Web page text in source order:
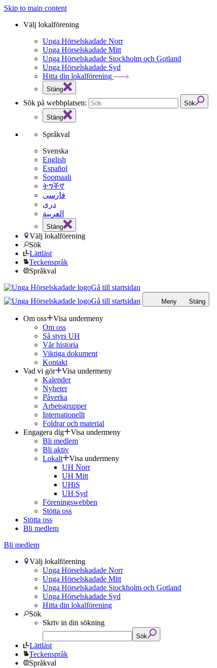
Skip to main content
Välj lokalförening
Unga Hörselskadade Norr
Unga Hörselskadade Mitt
Unga Hörselskadade Stockholm och Gotland
Unga Hörselskadade Syd
Hitta din lokalförening
Stäng
Sök på webbplatsen:
Sök
Stäng
Språkval
Svenska
English
Español
Soomaali
ትግችኛ
فارسی
دری
العربية
Stäng
Välj lokalförening
Sök
Lättläst
Teckenspråk
Språkval
Gå till startsidan
Gå till startsidan
Meny Stäng
Om oss
Visa undermeny
Om oss
Så styrs UH
Vår historia
Viktiga dokument
Kontakt
Vad vi gör
Visa undermeny
Kalender
Nyheter
Påverka
Arbetsgrupper
Internationellt
Foldrar och material
Engagera dig
Visa undermeny
Bli medlem
Bli aktiv
Lokalt
Visa undermeny
UH Norr
UH Mitt
UHiS
UH Syd
Föreningswebben
Stötta oss
Stötta oss
Bli medlem
Bli medlem
Välj lokalförening
Unga Hörselskadade Norr
Unga Hörselskadade Mitt
Unga Hörselskadade Stockholm och Gotland
Unga Hörselskadade Syd
Hitta din lokalförening
Sök
Skriv in din sökning
Sök
Lättläst
Teckenspråk
Språkval